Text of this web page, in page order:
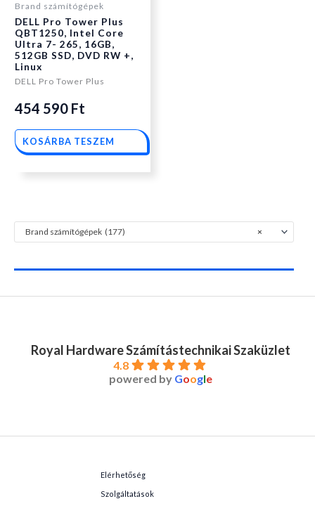
×
Brand számítógépek (177)
Brand számítógépek
DELL Pro Tower Plus
QBT1250, Intel Core
Ultra 7- 265, 16GB,
512GB SSD, DVD RW +,
Linux
DELL Pro Tower Plus
was:
662
454 590 Ft
is:
454
KOSÁRBA TESZEM
Royal Hardware Számítástechnikai Szaküzlet
4.8
powered by Google
Elérhetőség
Szolgáltatások